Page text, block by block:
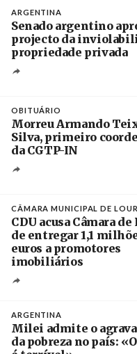
ARGENTINA
Senado argentino
projecto da
propriedade privada
OBITUÁRIO
Morreu Armando
Silva, primeiro
da CGTP-IN
CÂMARA MUNICIPAL DE
CDU acusa Câmara de
de entregar 1,1
euros a promotores
imobiliários
ARGENTINA
Milei admite o
da pobreza no país: